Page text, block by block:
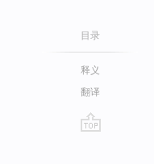
目录
释义
翻译